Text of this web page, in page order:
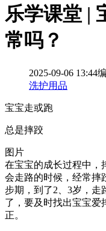
乐学课堂 |
常吗？
2025-09-06 13:44
洗护用品
宝宝走或跑
总是摔跤
图片
在宝宝的成长过程中，
会走路的时候，经常摔
步期，到了2、3岁，走
了，要及时找出宝宝爱
正。